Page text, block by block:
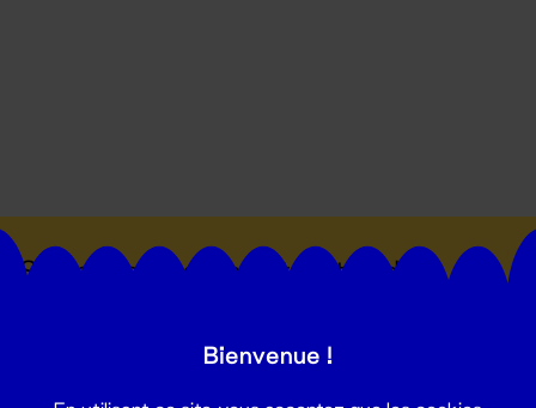
Suivez toutes les actualités du
Bienvenue !